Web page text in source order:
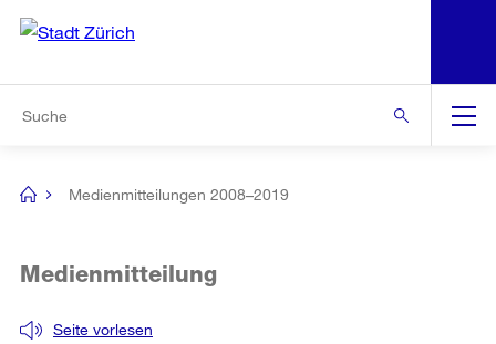
Navigation
[no
Medienmitteilungen 2008–2019
Seite vorlesen
Medienmitteilung